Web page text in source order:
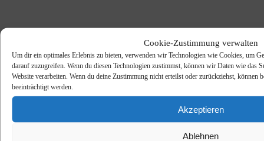
Cookie-Zustimmung verwalten
Um dir ein optimales Erlebnis zu bieten, verwenden wir Technologien wie Cookies, um
darauf zuzugreifen. Wenn du diesen Technologien zustimmst, können wir Daten wie das
Website verarbeiten. Wenn du deine Zustimmung nicht erteilst oder zurückziehst, können
beeinträchtigt werden.
Akzeptieren
Ablehnen